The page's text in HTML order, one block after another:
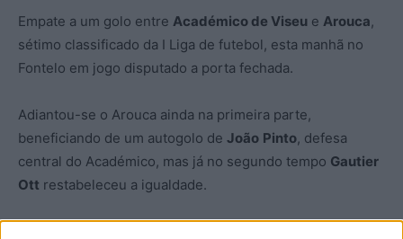
Empate a um golo entre Académico de Viseu e Arouca,
sétimo classificado da I Liga de futebol, esta manhã no
Fontelo em jogo disputado a porta fechada.
Adiantou-se o Arouca ainda na primeira parte,
beneficiando de um autogolo de João Pinto, defesa
central do Académico, mas já no segundo tempo Gautier
Ott restabeleceu a igualdade.